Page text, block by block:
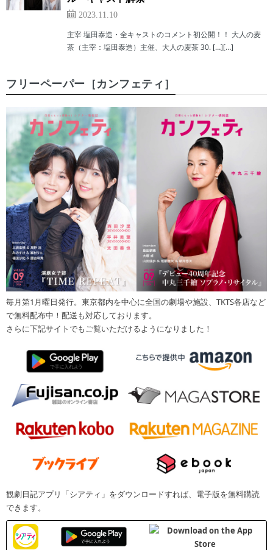
2023.11.10
主宰 塩田泰造・全キャストのコメント初公開！！ 大人の麦
茶（主宰：塩田泰造）主催、大人の麦茶 30. […][…]
フリーペーパー［カンフェティ］
毎月第1月曜日発行。東京都内を中心に全国の劇場や施設、TKTS各店など
で無料配布中！配送も対応しております。
さらに下記サイトでもご覧いただけるようになりました！
観劇日記アプリ「シアティ」をダウンロードすれば、電子版を無料購読
できます。